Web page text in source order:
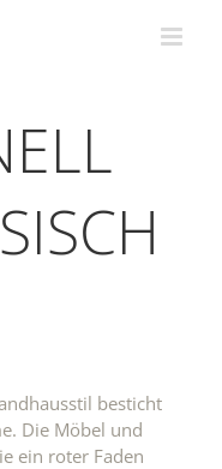
besticht
Die Möbel und
ein roter Faden